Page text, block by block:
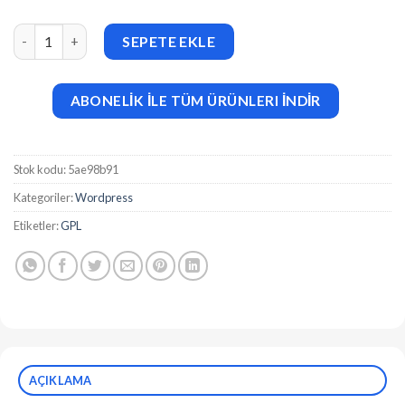
* Pixel Gallery Pro (v1.4.3) adet
SEPETE EKLE
ABONELİK İLE TÜM ÜRÜNLERI İNDİR
Stok kodu:5ae98b91
Kategoriler:Wordpress
Etiketler:GPL
AÇIKLAMA